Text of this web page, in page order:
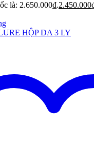
là: 2.650.000₫.2.450.000